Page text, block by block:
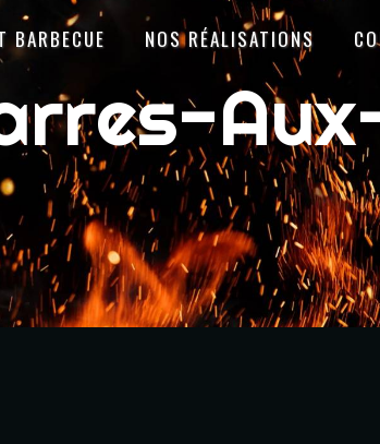
BARBECUE NOS RÉALISATIONS